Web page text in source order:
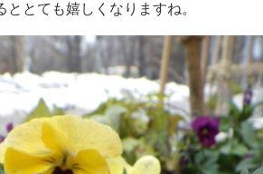
とても嬉しくなりますね。